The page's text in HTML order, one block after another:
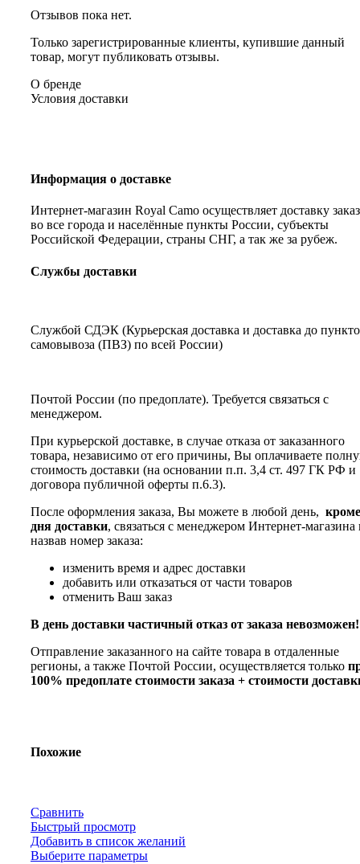
Отзывов пока нет.
Только зарегистрированные клиенты, купившие данный
товар, могут публиковать отзывы.
О бренде
Условия доставки
Информация о доставке
Интернет-магазин Royal Camo осуществляет доставку
во все города и населённые пункты России, субъекты
Российской Федерации, страны СНГ, а так же за рубеж.
Службы доставки
Службой СДЭК (Курьерская доставка и доставка до
самовывоза (ПВЗ) по всей России)
Почтой России (по предоплате). Требуется связаться с
менеджером.
При курьерской доставке, в случае отказа от заказанного
товара, независимо от его причины, Вы оплачиваете
стоимость доставки (на основании п.п. 3,4 ст. 497 ГК РФ и
договора публичной оферты п.6.3).
После оформления заказа, Вы можете в любой день, кроме
дня доставки, связаться с менеджером Интернет-магазина
назвав номер заказа:
изменить время и адрес доставки
добавить или отказаться от части товаров
отменить Ваш заказ
В день доставки частичный отказ от заказа невозможен!
Отправление заказанного на сайте товара в отдаленные
регионы, а также Почтой России, осуществляется только
100% предоплате стоимости заказа + стоимости
Похожие
Сравнить
Быстрый просмотр
Добавить в список желаний
Выберите параметры